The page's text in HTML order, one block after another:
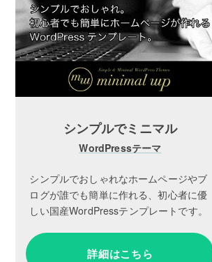
シンプルでミニマル
WordPressテーマ
シンプルでおしゃれなホームページやブ
ログが誰でも簡単に作れる、初心者に優
しい国産WordPressテンプレートです。
詳細はこちら